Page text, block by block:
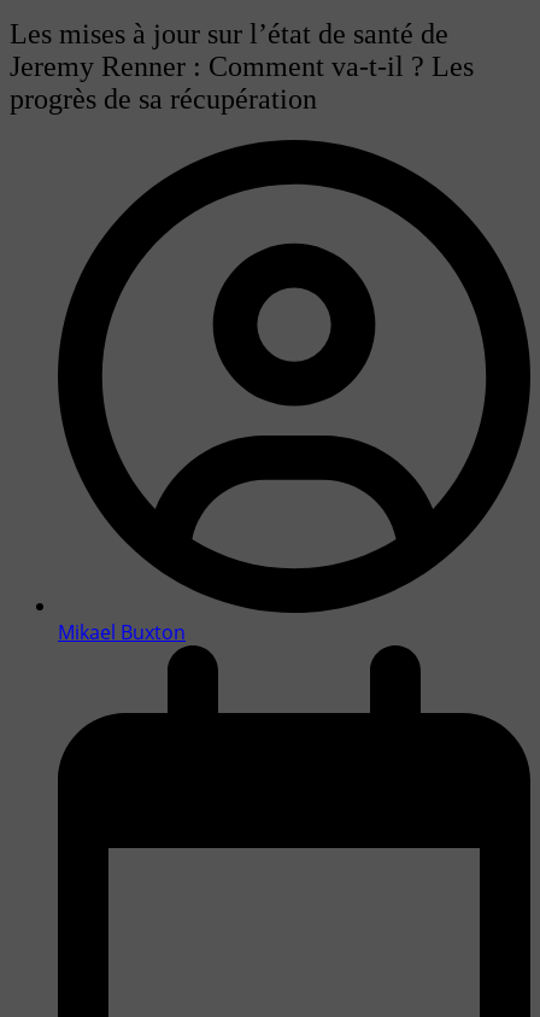
Les mises à jour sur l’état de santé de
Jeremy Renner : Comment va-t-il ? Les
progrès de sa récupération
Mikael Buxton